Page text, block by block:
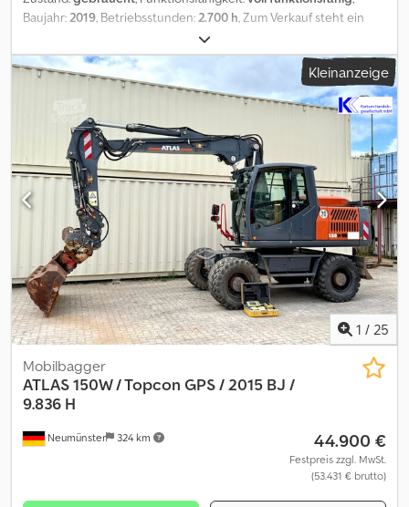
Baujahr:2019, Betriebsstunden:2.700 h, Zum Verkauf steht ein
ATLAS 165 WSR mit folgenden Informationen: - Baujahr /
Erstzulassung = 2019 - Betriebsstunden / Laufleistung = 2700h -
Schnellwechsler MS10 Dedpfxozr Hfho Acrekr - inkl 1. Tieflöffel -
Servicegepflegt mit 1. Vorbesitzer - Kaliberbereifung - gute
Ausstattung mit allen Steuerkreisen - in gutem gebrauchten
Kleinanzeige
1 / 25
Neumünster 324 km
Mobilbagger
ATLAS150W / Topcon GPS / 2015 BJ /
9.836 H
44.900 €
Festpreis zzgl. MwSt.
(53.431 € brutto)